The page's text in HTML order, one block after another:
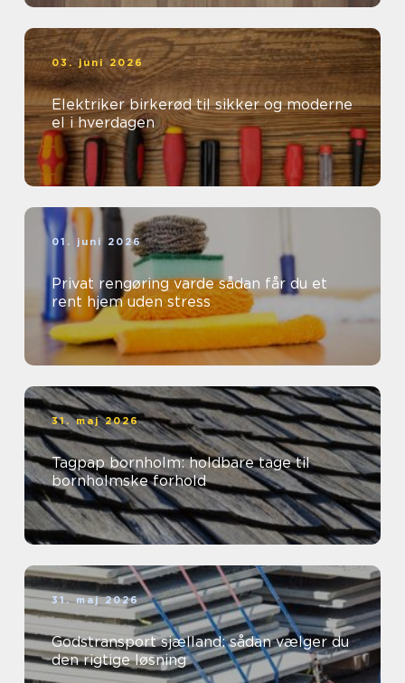
03. juni 2026
Elektriker birkerød til sikker og moderne
el i hverdagen
01. juni 2026
Privat rengøring varde sådan får du et
rent hjem uden stress
31. maj 2026
Tagpap bornholm: holdbare tage til
bornholmske forhold
31. maj 2026
Godstransport sjælland: sådan vælger du
den rigtige løsning